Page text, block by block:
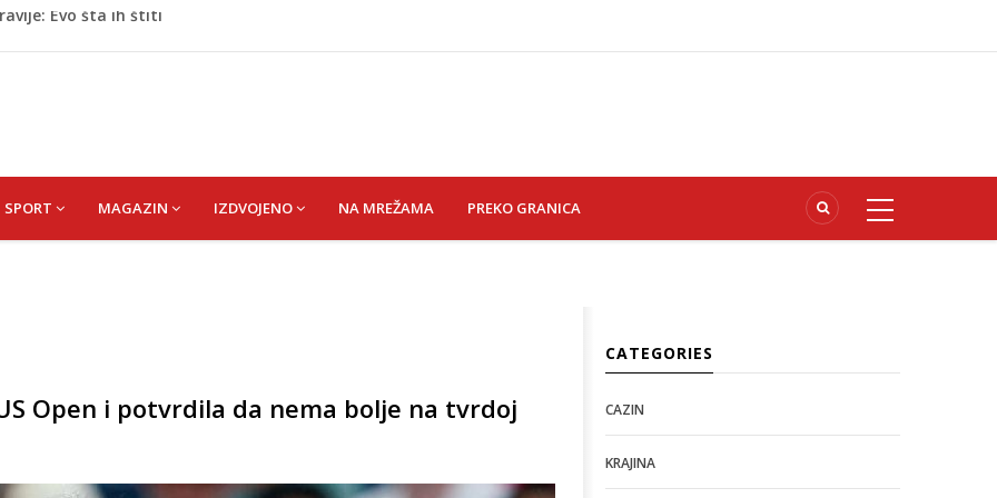
Uhapšen na granici
razočarao navijače iz BiH
Evo šta ih štiti
SPORT MAGAZIN IZDVOJENO NA MREŽAMA PREKO GRANICA
Open i potvrdila da nema bolje na tvrdoj
CATEGORIES
CAZIN
KRAJINA